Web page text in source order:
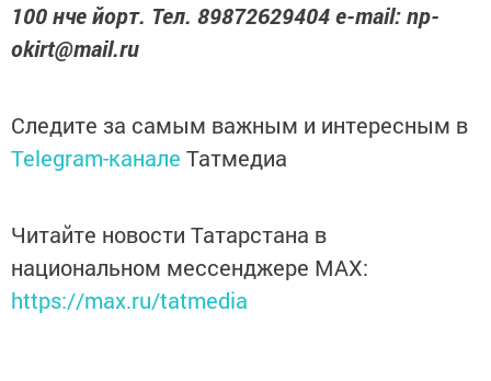
100 нче йорт. Тел. 89872629404 e-mail: np-
okirt@mail.ru
Следите за самым важным и интересным в
Telegram-канале Татмедиа
Читайте новости Татарстана в
национальном мессенджере MАХ:
https://max.ru/tatmedia